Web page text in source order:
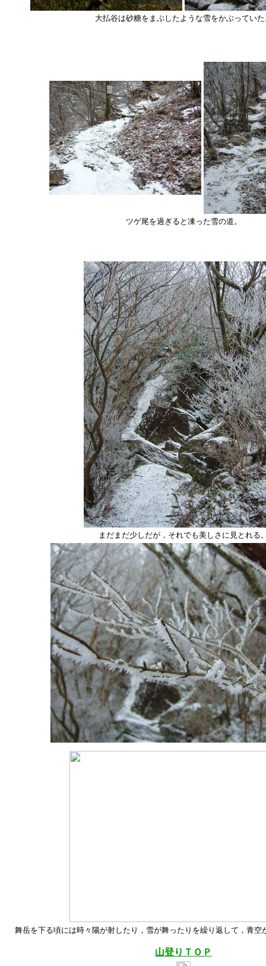
大払谷は砂糖をまぶしたような雪をかぶっていた
ツゲ尾を過ぎると凍った雪の道。
まだまだ少しだが，それでも美しさに見とれる
舞岳を下る頃には時々陽が射したり，雪が舞ったりを繰り返して，青空
山登りＴＯＰ